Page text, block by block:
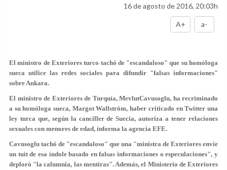
16 de agosto de 2016, 20:03h
A+ a-
El ministro de Exteriores turco tachó de "escandaloso" que su homóloga
sueca utilice las redes sociales para difundir "falsas informaciones"
sobre Ankara.
El ministro de Exteriores de Turquía, MevlutCavusoglu, ha recriminado
a su homóloga sueca, Margot Wallström, haber criticado en Twitter una
ley turca que, según la canciller de Suecia, autoriza a tener relaciones
sexuales con menores de edad, informa la agencia EFE.
Cavusoglu tachó de "escandaloso" que una "ministra de Exteriores envíe
un tuit de esa índole basado en falsas informaciones o especulaciones", y
deploró "la calumnia, las mentiras". Además, el Ministerio de Exteriores